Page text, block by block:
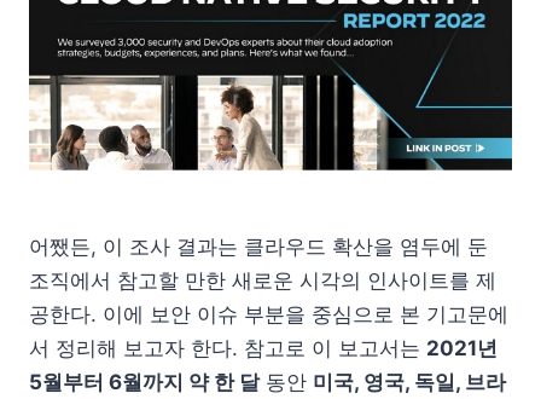
어쨌든, 이 조사 결과는 클라우드 확산을 염두에 둔
조직에서 참고할 만한 새로운 시각의 인사이트를 제
공한다. 이에 보안 이슈 부분을 중심으로 본 기고문에
서 정리해 보고자 한다. 참고로 이 보고서는 2021년
5월부터 6월까지 약 한 달동안 미국, 영국, 독일, 브라